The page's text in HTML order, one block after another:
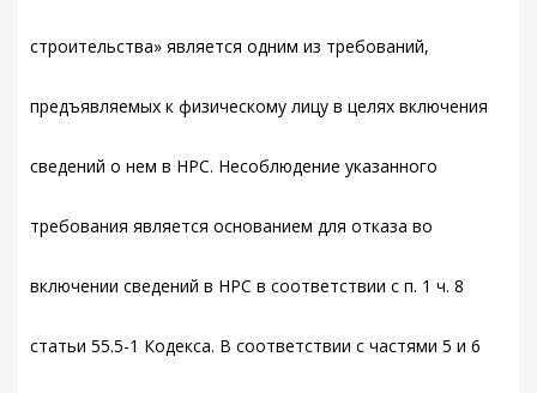
строительства» является одним из требований,
предъявляемых к физическому лицу в целях включения
сведений о нем в НРС. Несоблюдение указанного
требования является основанием для отказа во
включении сведений в НРС в соответствии с п. 1 ч. 8
статьи 55.5-1 Кодекса. В соответствии с частями 5 и 6